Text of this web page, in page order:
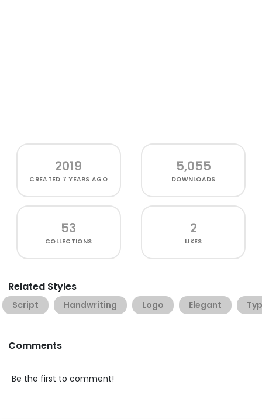
2019
CREATED 7 YEARS AGO
5,055
DOWNLOADS
53
COLLECTIONS
2
LIKES
Related Styles
Script Handwriting Logo Elegant
Comments
Be the first to comment!